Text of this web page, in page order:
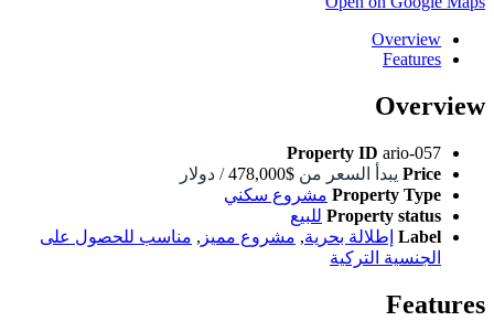
Overview
Features
Overview
Property ID ario-057
Price يبدأ السعر من $478,000
/ دولار
Property Type مشروع سكني
Property status للبيع
Label إطلالة بحرية, مشروع مميز , مناسب للحصول على
الجنسية التركية
Features